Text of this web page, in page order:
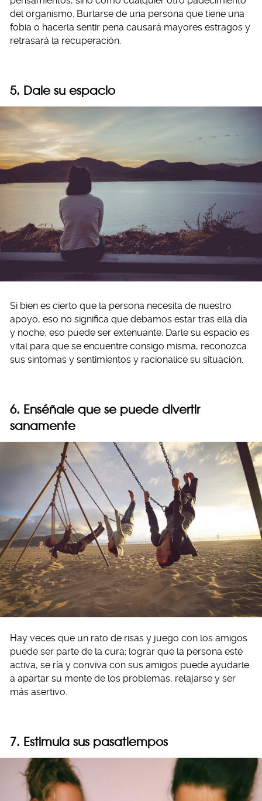
del organismo. Burlarse de una persona que tiene una
fobia o hacerla sentir pena causará mayores estragos y
retrasará la recuperación.
5. Dale su espacio
Si bien es cierto que la persona necesita de nuestro
apoyo, eso no significa que debamos estar tras ella día
y noche, eso puede ser extenuante. Darle su espacio es
vital para que se encuentre consigo misma, reconozca
sus síntomas y sentimientos y racionalice su situación.
6. Enséñale que se puede divertir
sanamente
Hay veces que un rato de risas y juego con los amigos
puede ser parte de la cura; lograr que la persona esté
activa, se ría y conviva con sus amigos puede ayudarle
a apartar su mente de los problemas, relajarse y ser
más asertivo.
7. Estimula sus pasatiempos